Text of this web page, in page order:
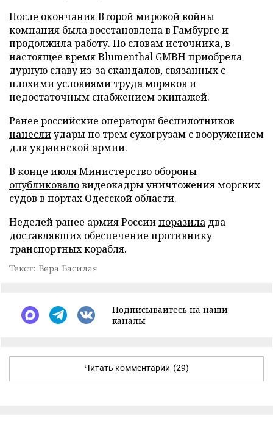
После окончания Второй мировой войны
компания была восстановлена в Гамбурге и
продолжила работу. По словам источника, в
настоящее время Blumenthal GMBH приобрела
дурную славу из-за скандалов, связанных с
плохими условиями труда моряков и
недостаточным снабжением экипажей.
Ранее российские операторы беспилотников
нанеслиудары по трем сухогрузам с вооружением
для украинской армии.
В конце июля Министерство обороны
опубликоваловидеокадры уничтожения морских
судов в портах Одесской области.
Неделей ранее армия Россиипоразила два
доставлявших обеспечение противнику
транспортных корабля.
Текст: Вера Басилая
Подписывайтесь на наши
каналы
Читать комментарии (29)